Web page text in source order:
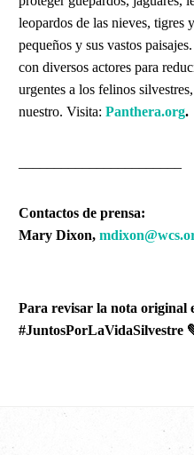
leopardos de las nieves, tigres
pequeños y sus vastos
con diversos actores para
urgentes a los felinos
nuestro. Visita: Panthera.org.
Contactos de prensa:
Mary Dixon,
Para revisar la nota original
#JuntosPorLaVidaSilvestre